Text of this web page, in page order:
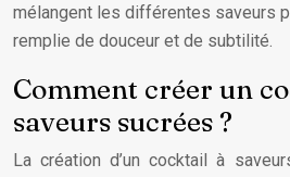
mélangent les différentes saveurs
remplie de douceur et de subtilité.
Comment créer un
saveurs sucrées ?
La création d’un cocktail à